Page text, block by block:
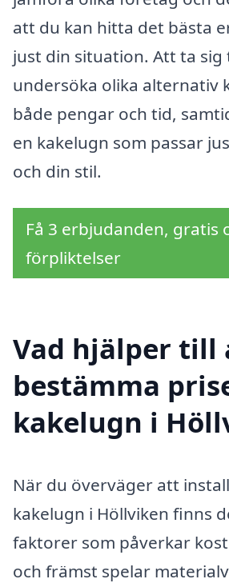
att du kan hitta det bästa
just din situation. Att ta sig
undersöka olika alternativ
både pengar och tid,
en kakelugn som passar
och din stil.
Få 3 erbjudanden, gratis
förpliktelser
Vad hjälper till
bestämma
kakelugn i
När du överväger att
kakelugn i Höllviken finns
faktorer som påverkar
och främst spelar